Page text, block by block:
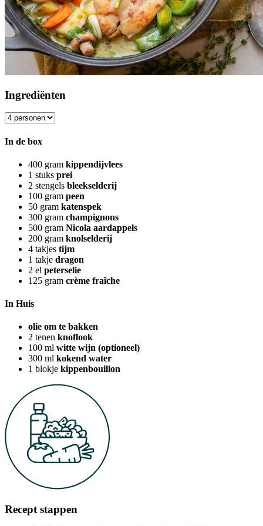
Ingrediënten
In de box
400 gram kippendijvlees
1 stuks prei
2 stengels bleekselderij
100 gram peen
50 gram katenspek
300 gram champignons
500 gram Nicola aardappels
200 gram knolselderij
4 takjes tijm
1 takje dragon
2 el peterselie
125 gram crème fraîche
In Huis
olie om te bakken
2 tenen knoflook
100 ml witte wijn (optioneel)
300 ml kokend water
1 blokje kippenbouillon
Recept stappen